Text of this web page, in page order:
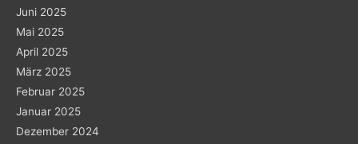
Juni 2025
Mai 2025
April 2025
März 2025
Februar 2025
Januar 2025
Dezember 2024